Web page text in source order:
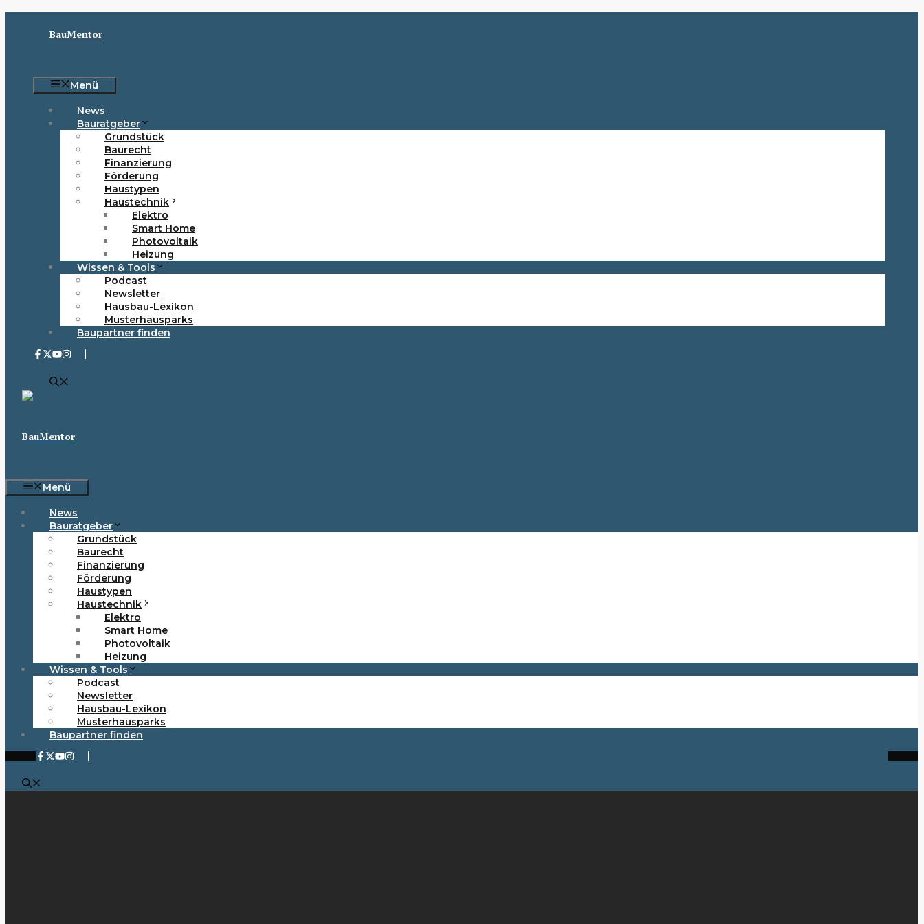
BauMentor
Menü
News
Bauratgeber
Grundstück
Baurecht
Finanzierung
Förderung
Haustypen
Haustechnik
Elektro
Smart Home
Photovoltaik
Heizung
Wissen & Tools
Podcast
Newsletter
Hausbau-Lexikon
Musterhausparks
Baupartner finden
BauMentor
Menü
News
Bauratgeber
Grundstück
Baurecht
Finanzierung
Förderung
Haustypen
Haustechnik
Elektro
Smart Home
Photovoltaik
Heizung
Wissen & Tools
Podcast
Newsletter
Hausbau-Lexikon
Musterhausparks
Baupartner finden